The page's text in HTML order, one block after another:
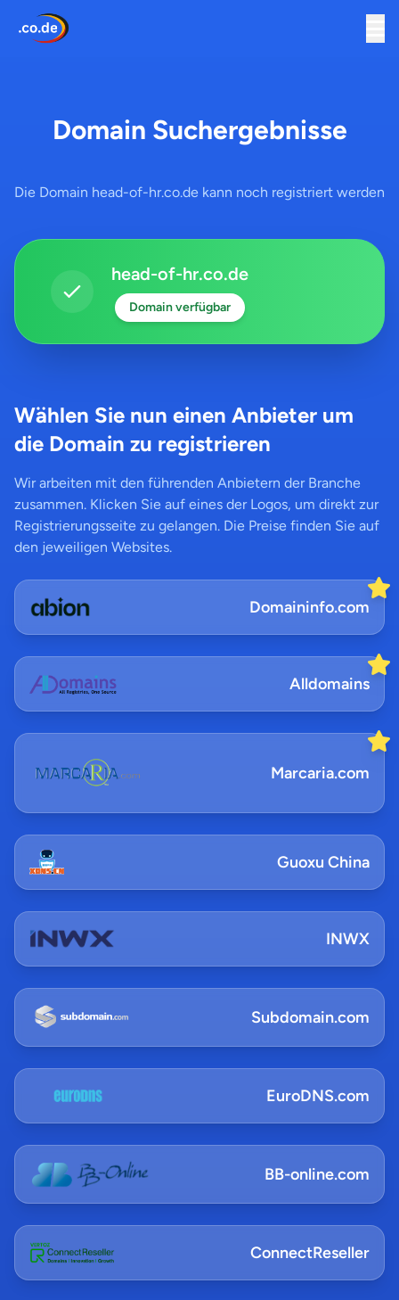
Domain Suchergebnisse
Die Domain head-of-hr.co.de kann noch registriert werden
head-of-hr.co.de
Domain verfügbar
Wählen Sie nun einen Anbieter um
die Domain zu registrieren
Wir arbeiten mit den führenden Anbietern der Branche
zusammen. Klicken Sie auf eines der Logos, um direkt zur
Registrierungsseite zu gelangen. Die Preise finden Sie auf
den jeweiligen Websites.
Domaininfo.com
Alldomains
Marcaria.com
Guoxu China
INWX
Subdomain.com
EuroDNS.com
BB-online.com
ConnectReseller